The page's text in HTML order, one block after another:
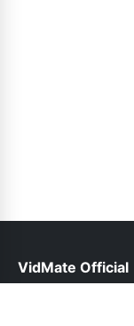
VidMate Official